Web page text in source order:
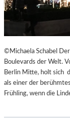
©Michaela Schabel
Boulevards der Welt.
Berlin Mitte, holt sich
als einer der
Frühling, wenn die